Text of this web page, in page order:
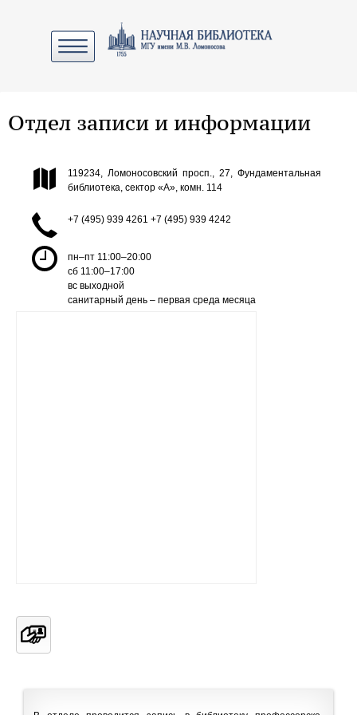
Отдел записи и информации
119234, Ломоносовский просп., 27, Фундаментальная
библиотека, сектор «А», комн. 114
+7 (495) 939 4261 +7 (495) 939 4242
пн–пт 11:00–20:00
сб 11:00–17:00
вс выходной
санитарный день – первая среда месяца